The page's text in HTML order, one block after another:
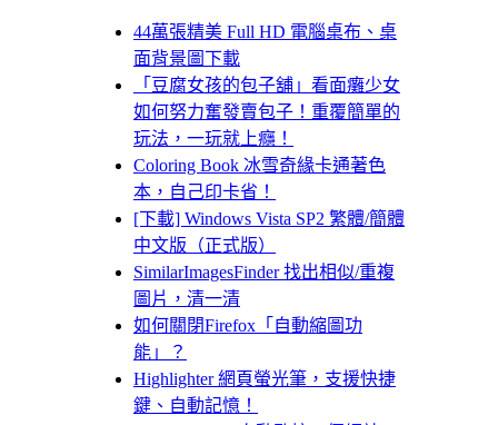
44萬張精美 Full HD 電腦桌布、桌
面背景圖下載
「豆腐女孩的包子舖」看面癱少女
如何努力奮發賣包子！重覆簡單的
玩法，一玩就上癮！
Coloring Book 冰雪奇緣卡通著色
本，自己印卡省！
[下載] Windows Vista SP2 繁體/簡體
中文版（正式版）
SimilarImagesFinder 找出相似/重複
圖片，清一清
如何關閉Firefox「自動縮圖功
能」？
Highlighter 網頁螢光筆，支援快捷
鍵、自動記憶！